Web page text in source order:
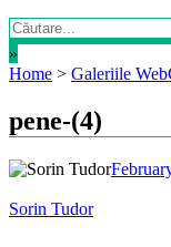
»
Home > Galeriile
pene-(4)
Sorin Tudor